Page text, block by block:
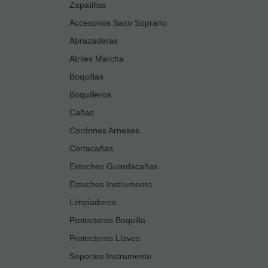
Zapatillas
Accesorios Saxo Soprano
Abrazaderas
Atriles Marcha
Boquillas
Boquilleros
Cañas
Cordones Arneses
Cortacañas
Estuches Guardacañas
Estuches Instrumento
Limpiadores
Protectores Boquilla
Protectores Llaves
Soportes Instrumento
diferentes opciones o servicios que en ella existan, incluyendo
página web y habilitar sus funciones y servicios, como, por
ejemplo, controlar el tráfico y la comunicación de datos,
recordar los elementos que integran un pedido, realizar el
proceso de compra de un pedido, gestionar el pago, controlar el
de inscripción o participación en un evento, utilizar elementos
de seguridad durante la navegación, almacenar contenidos
dinámicos o compartir contenidos a través de redes sociales.
Son aquellas que permiten al responsable de las mismas el
cuantificación de los impactos de los anuncios. La información
de la actividad de los sitios web, aplicación o plataforma, con el
fin de introducir mejoras en función del análisis de los datos de